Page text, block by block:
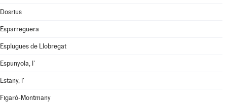
Dosrius
Esparreguera
Esplugues de Llobregat
Espunyola, l'
Estany, l'
Figaró-Montmany